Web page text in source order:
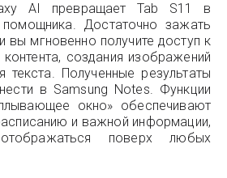
AI превращает Tab S11 в
помощника. Достаточно зажать
вы мгновенно получите доступ к
создания изображений
текста. Полученные результаты
в Samsung Notes. Функции
окно» обеспечивают
и важной информации,
поверх любых